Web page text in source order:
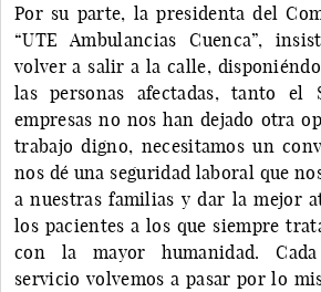
Por su parte, la presidenta del
“UTE Ambulancias Cuenca”,
volver a salir a la calle,
las personas afectadas, tanto el
empresas no nos han dejado otra
trabajo digno, necesitamos un
nos dé una seguridad laboral que
a nuestras familias y dar la mejor
los pacientes a los que siempre
con la mayor humanidad.
servicio volvemos a pasar por lo